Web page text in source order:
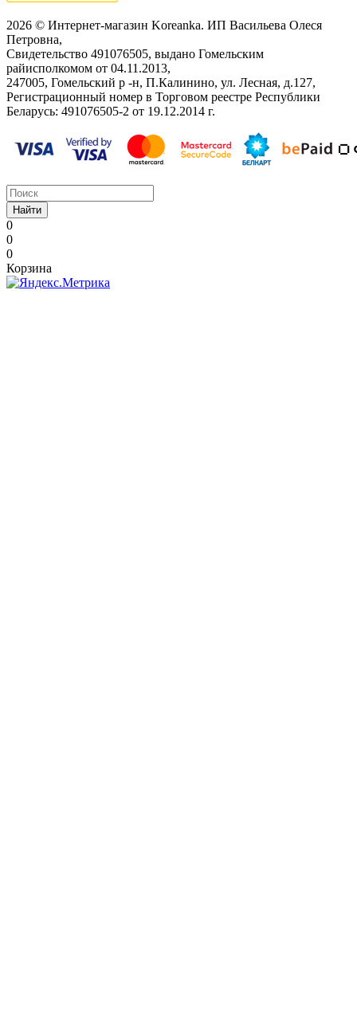
2026 © Интернет-магазин Koreanka. ИП Васильева Олеся
Петровна,
Свидетельство ‎491076505, выдано Гомельским
райисполкомом от 04.11.2013,
247005, Гомельский р -н, П.Калинино, ул. Лесная, д.127,
Регистрационный номер в Торговом реестре Республики
Беларусь: ‎491076505-2 от 19.12.2014 г.
Найти
0
0
0
Корзина